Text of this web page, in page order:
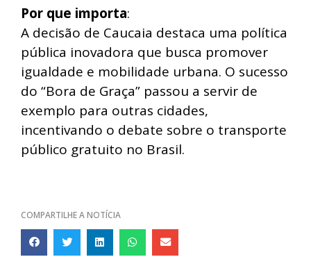
Por que importa:
A decisão de Caucaia destaca uma política
pública inovadora que busca promover
igualdade e mobilidade urbana. O sucesso
do “Bora de Graça” passou a servir de
exemplo para outras cidades,
incentivando o debate sobre o transporte
público gratuito no Brasil.
COMPARTILHE A NOTÍCIA